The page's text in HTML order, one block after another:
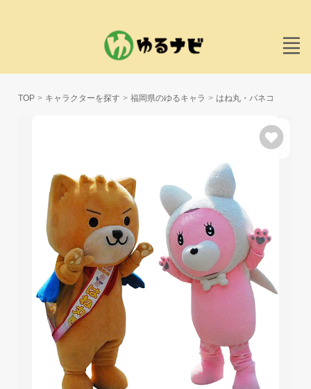
TOP キャラクターを探す 福岡県のゆるキャラ はね丸・パネコ